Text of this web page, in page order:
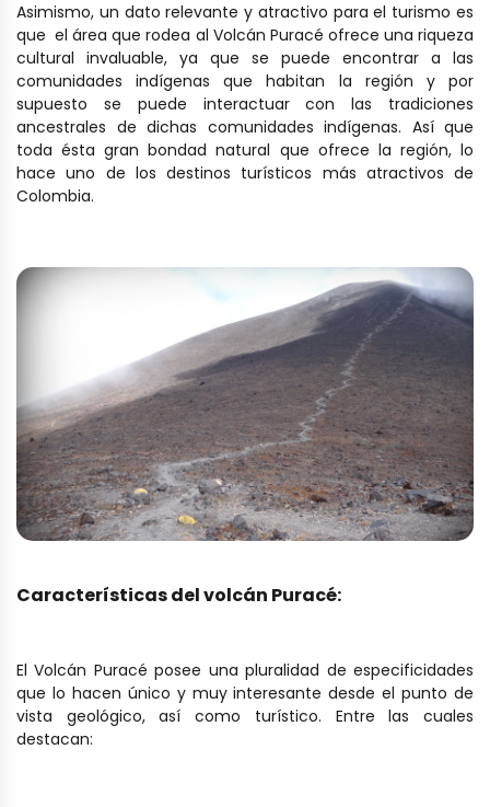
Asimismo, un dato relevante y atractivo para el turismo es
que el área que rodea al Volcán Puracé ofrece una riqueza
cultural invaluable, ya que se puede encontrar a las
comunidades indígenas que habitan la región y por
supuesto se puede interactuar con las tradiciones
ancestrales de dichas comunidades indígenas. Así que
toda ésta gran bondad natural que ofrece la región, lo
hace uno de los destinos turísticos más atractivos de
Colombia.
Características del volcán Puracé:
El Volcán Puracé posee una pluralidad de especificidades
que lo hacen único y muy interesante desde el punto de
vista geológico, así como turístico. Entre las cuales
destacan: